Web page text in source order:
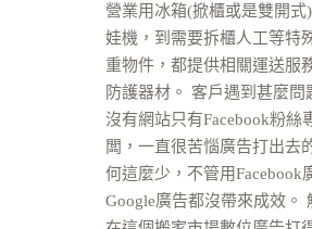
營業用冰箱(掀櫃或是雙開式
娃機，到需要拆櫃人工等特
重物件，都提供相關運送服
防護器材。 客戶遇到甚麼問
沒有網站只有Facebook粉絲
闆，一直很苦惱廣告打出去
何這麼少，不管用Facebook
Google廣告都沒帶來成效。